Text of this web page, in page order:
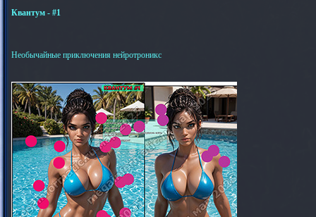
Квантум - #1
Необычайные приключения нейротроникс